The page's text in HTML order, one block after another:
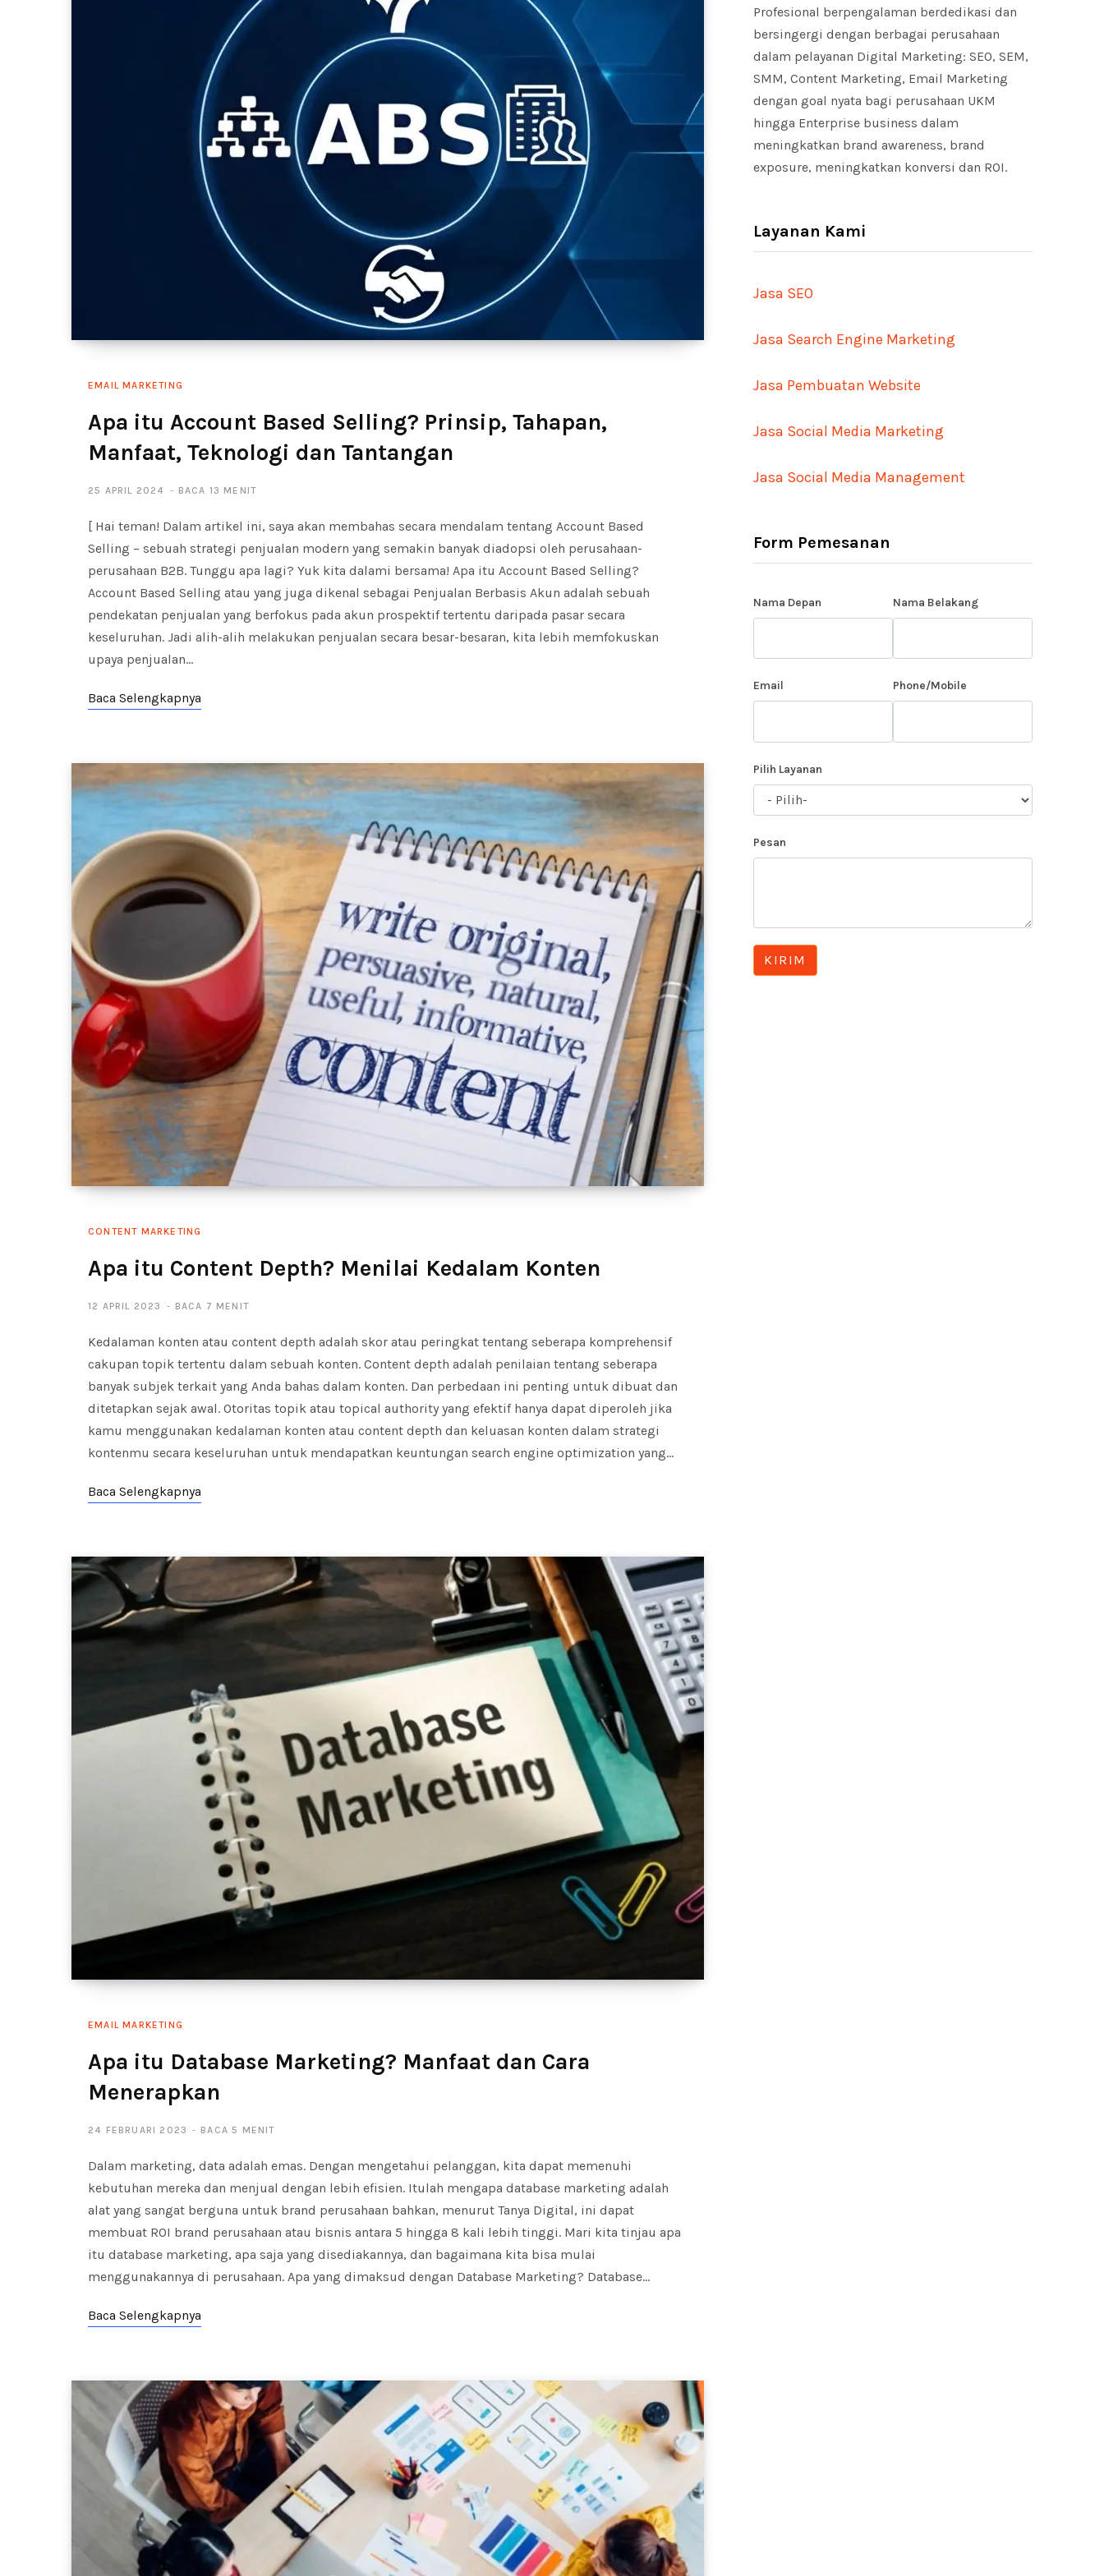
EMAIL MARKETING
Apa itu Account Based Selling? Prinsip, Tahapan,
Manfaat, Teknologi dan Tantangan
25 APRIL 2024 BACA 13 MENIT
[ Hai teman! Dalam artikel ini, saya akan membahas secara mendalam tentang Account Based
Selling – sebuah strategi penjualan modern yang semakin banyak diadopsi oleh perusahaan-
perusahaan B2B. Tunggu apa lagi? Yuk kita dalami bersama! Apa itu Account Based Selling?
Account Based Selling atau yang juga dikenal sebagai Penjualan Berbasis Akun adalah sebuah
pendekatan penjualan yang berfokus pada akun prospektif tertentu daripada pasar secara
keseluruhan. Jadi alih-alih melakukan penjualan secara besar-besaran, kita lebih memfokuskan
upaya penjualan…
Baca Selengkapnya
CONTENT MARKETING
Apa itu Content Depth? Menilai Kedalam Konten
12 APRIL 2023 BACA 7 MENIT
Kedalaman konten atau content depth adalah skor atau peringkat tentang seberapa komprehensif
cakupan topik tertentu dalam sebuah konten. Content depth adalah penilaian tentang seberapa
banyak subjek terkait yang Anda bahas dalam konten. Dan perbedaan ini penting untuk dibuat dan
ditetapkan sejak awal. Otoritas topik atau topical authority yang efektif hanya dapat diperoleh jika
kamu menggunakan kedalaman konten atau content depth dan keluasan konten dalam strategi
kontenmu secara keseluruhan untuk mendapatkan keuntungan search engine optimization yang…
Baca Selengkapnya
EMAIL MARKETING
Apa itu Database Marketing? Manfaat dan Cara
Menerapkan
24 FEBRUARI 2023 BACA 5 MENIT
Dalam marketing, data adalah emas. Dengan mengetahui pelanggan, kita dapat memenuhi
kebutuhan mereka dan menjual dengan lebih efisien. Itulah mengapa database marketing adalah
alat yang sangat berguna untuk brand perusahaan bahkan, menurut Tanya Digital, ini dapat
membuat ROI brand perusahaan atau bisnis antara 5 hingga 8 kali lebih tinggi. Mari kita tinjau apa
itu database marketing, apa saja yang disediakannya, dan bagaimana kita bisa mulai
menggunakannya di perusahaan. Apa yang dimaksud dengan Database Marketing? Database…
Baca Selengkapnya
Profesional berpengalaman berdedikasi dan
bersingergi dengan berbagai perusahaan
dalam pelayanan Digital Marketing: SEO, SEM,
SMM, Content Marketing, Email Marketing
dengan goal nyata bagi perusahaan UKM
hingga Enterprise business dalam
meningkatkan brand awareness, brand
exposure, meningkatkan konversi dan ROI.
Layanan Kami
Jasa SEO
Jasa Search Engine Marketing
Jasa Pembuatan Website
Jasa Social Media Marketing
Jasa Social Media Management
Form Pemesanan
Nama Depan Nama Belakang
Email Phone/Mobile
Pilih Layanan
Pesan
KIRIM